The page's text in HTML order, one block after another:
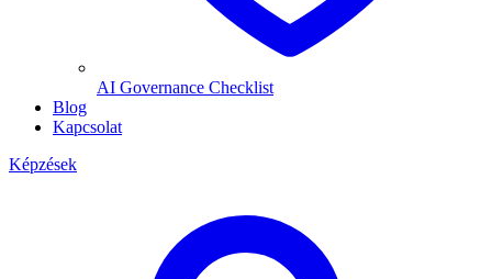
AI Governance Checklist
Blog
Kapcsolat
Képzések